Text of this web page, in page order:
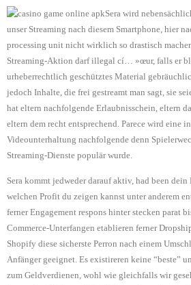
Sera wird
unser Streaming nach diesem Smartphone, hier
processing unit nicht wirklich so drastisch
Streaming-Aktion darf illegal cí… »œur, falls er
urheberrechtlich geschütztes Material
jedoch Inhalte, die frei gestreamt man sagt, sie
hat eltern nachfolgende Erlaubnisschein, eltern
eltern dem recht entsprechend. Parece wird eine
Videounterhaltung nachfolgende denn
Streaming-Dienste populär wurde.
Sera kommt jedweder darauf aktiv, had been
welchen Profit du zeigen kannst unter anderem
ferner Engagement respons hinter stecken parat
Commerce-Unterfangen etablieren ferner
Shopify diese sicherste Perron nach einem
Anfänger geeignet. Es existireren keine “beste”
zum Geldverdienen, wohl wie gleichfalls wir